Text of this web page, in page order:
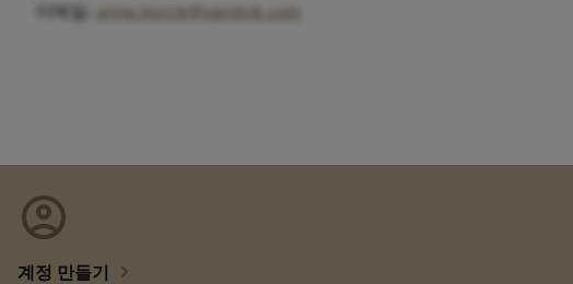
이메일:
anne.bjorck@sandvik.com
account_circle
계정 만들기 chevron_right